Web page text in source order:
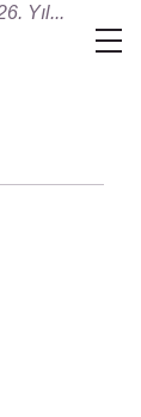
Yıl...